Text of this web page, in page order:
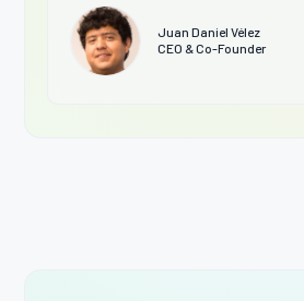
Juan Daniel Vélez
CEO & Co-Founder